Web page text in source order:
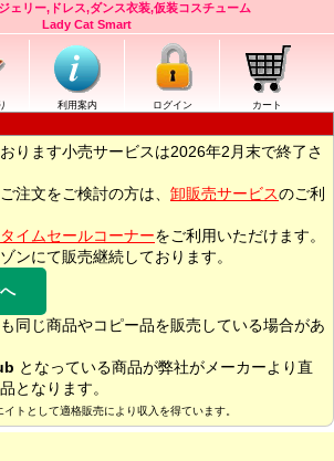
ェリー,ドレス,ダンス衣装,仮装コスチューム
Lady Cat Smart
利用案内 ログイン カート
ります小売サービスは2026年2月末で終了さ
注文をご検討の方は、 卸販売サービスのご利
タイムセールコーナーをご利用いただけます。
ンにて販売継続しております。
同じ商品やコピー品を販売している場合があ
となっている商品が弊社がメーカーより直
となります。
トとして適格販売により収入を得ています。